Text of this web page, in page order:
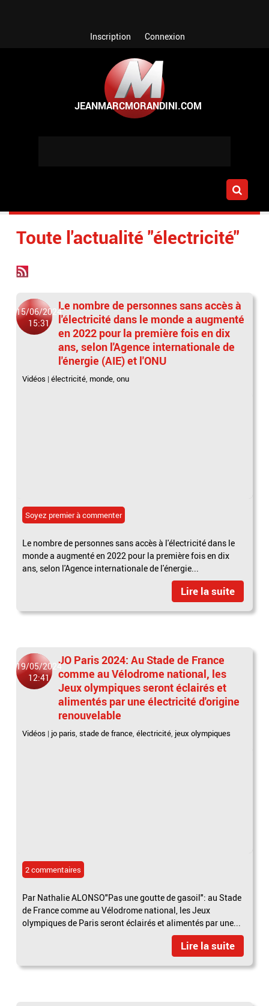
Inscription Connexion
Toute l'actualité "électricité"
15/06/2024
15:31
Le nombre de personnes sans accès à
l'électricité dans le monde a augmenté
en 2022 pour la première fois en dix
ans, selon l'Agence internationale de
l'énergie (AIE) et l'ONU
Vidéos |électricité, monde,onu
Soyez premier à commenter
Le nombre de personnes sans accès à l'électricité dans le
monde a augmenté en 2022 pour la première fois en dix
ans, selon l'Agence internationale de l'énergie...
Lire la suite
19/05/2024
12:41
JO Paris 2024: Au Stade de France
comme au Vélodrome national, les
Jeux olympiques seront éclairés et
alimentés par une électricité d'origine
renouvelable
Vidéos | jo paris,stade de france,électricité, jeux olympiques
2 commentaires
Par Nathalie ALONSO"Pas une goutte de gasoil": au Stade
de France comme au Vélodrome national, les Jeux
olympiques de Paris seront éclairés et alimentés par une...
Lire la suite